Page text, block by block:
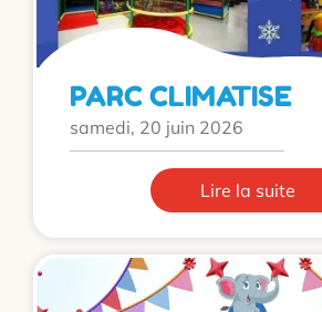
PARC CLIMATISE
samedi, 20 juin 2026
Lire la suite